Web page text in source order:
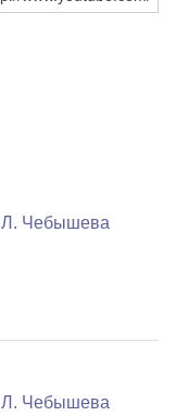
Чебышева
Чебышева